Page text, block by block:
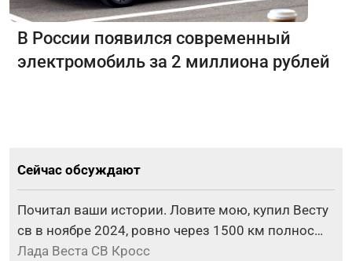
В России появился современный
электромобиль за 2 миллиона рублей
Сейчас обсуждают
Почитал ваши истории. Ловите мою, купил Весту
св в ноябре 2024, ровно через 1500 км полнос…
Лада Веста СВ Кросс